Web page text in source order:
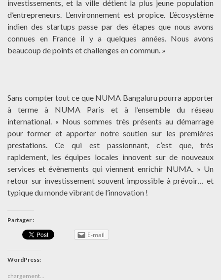
investissements, et la ville détient la plus jeune population
d’entrepreneurs. L’environnement est propice. L’écosystème
indien des startups passe par des étapes que nous avons
connues en France il y a quelques années. Nous avons
beaucoup de points et challenges en commun. »
Sans compter tout ce que NUMA Bangaluru pourra apporter
à terme à NUMA Paris et à l’ensemble du réseau
international. « Nous sommes très présents au démarrage
pour former et apporter notre soutien sur les premières
prestations. Ce qui est passionnant, c’est que, très
rapidement, les équipes locales innovent sur de nouveaux
services et évènements qui viennent enrichir NUMA. » Un
retour sur investissement souvent impossible à prévoir… et
typique du monde vibrant de l’innovation !
Partager :
E-mail
WordPress:
chargement…